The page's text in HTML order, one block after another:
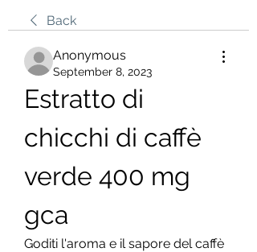
Back
Anonymous
September 8, 2023
Estratto di
chicchi di caffè
verde 400 mg
gca
Goditi l'aroma e il sapore del caffè